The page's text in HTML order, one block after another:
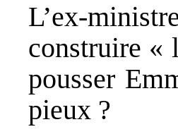
L’ex-
construire «
pousser
pieux ?